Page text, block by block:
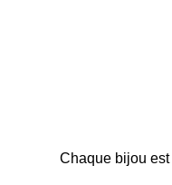
Chaque bijou est